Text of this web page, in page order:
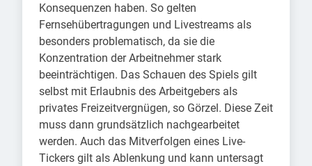
Konsequenzen haben. So gelten
Fernsehübertragungen und Livestreams als
besonders problematisch, da sie die
Konzentration der Arbeitnehmer stark
beeinträchtigen. Das Schauen des Spiels gilt
selbst mit Erlaubnis des Arbeitgebers als
privates Freizeitvergnügen, so Görzel. Diese Zeit
muss dann grundsätzlich nachgearbeitet
werden. Auch das Mitverfolgen eines Live-
Tickers gilt als Ablenkung und kann untersagt